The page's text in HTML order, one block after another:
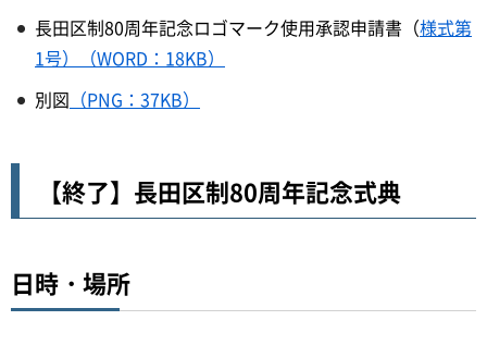
長田区制80周年記念ロゴマーク使用承認申請書（様式第
1号）（WORD：18KB）
別図 （PNG：37KB）
【終了】長田区制80周年記念式典
日時・場所